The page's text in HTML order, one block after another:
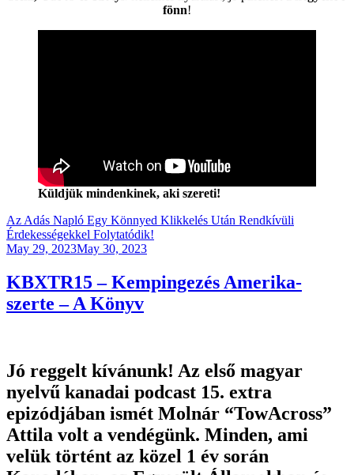
fönn!
Küldjük mindenkinek, aki szereti!
Az Adás Napló Egy Könnyed Klikkelés Után Rendkívüli
Érdekességekkel Folytatódik!
Posted
May 29, 2023May 30, 2023
KBXTR15 – Kempingezés Amerika-
szerte – A Könyv
Jó reggelt kívánunk! Az első magyar
nyelvű kanadai podcast 15. extra
epizódjában ismét Molnár “TowAcross”
Attila volt a vendégünk. Minden, ami
velük történt az közel 1 év során